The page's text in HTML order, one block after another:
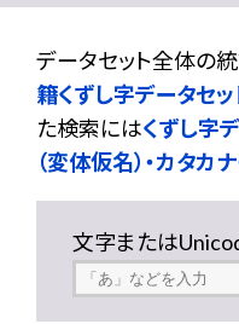
データセット全体の
籍くずし字データセッ
た検索にはくずし字
（変体仮名）・カタカナ
文字または